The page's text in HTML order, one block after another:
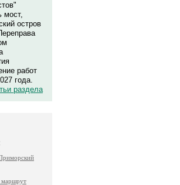
мост,
остров
работ
года.
раздела
маршрут